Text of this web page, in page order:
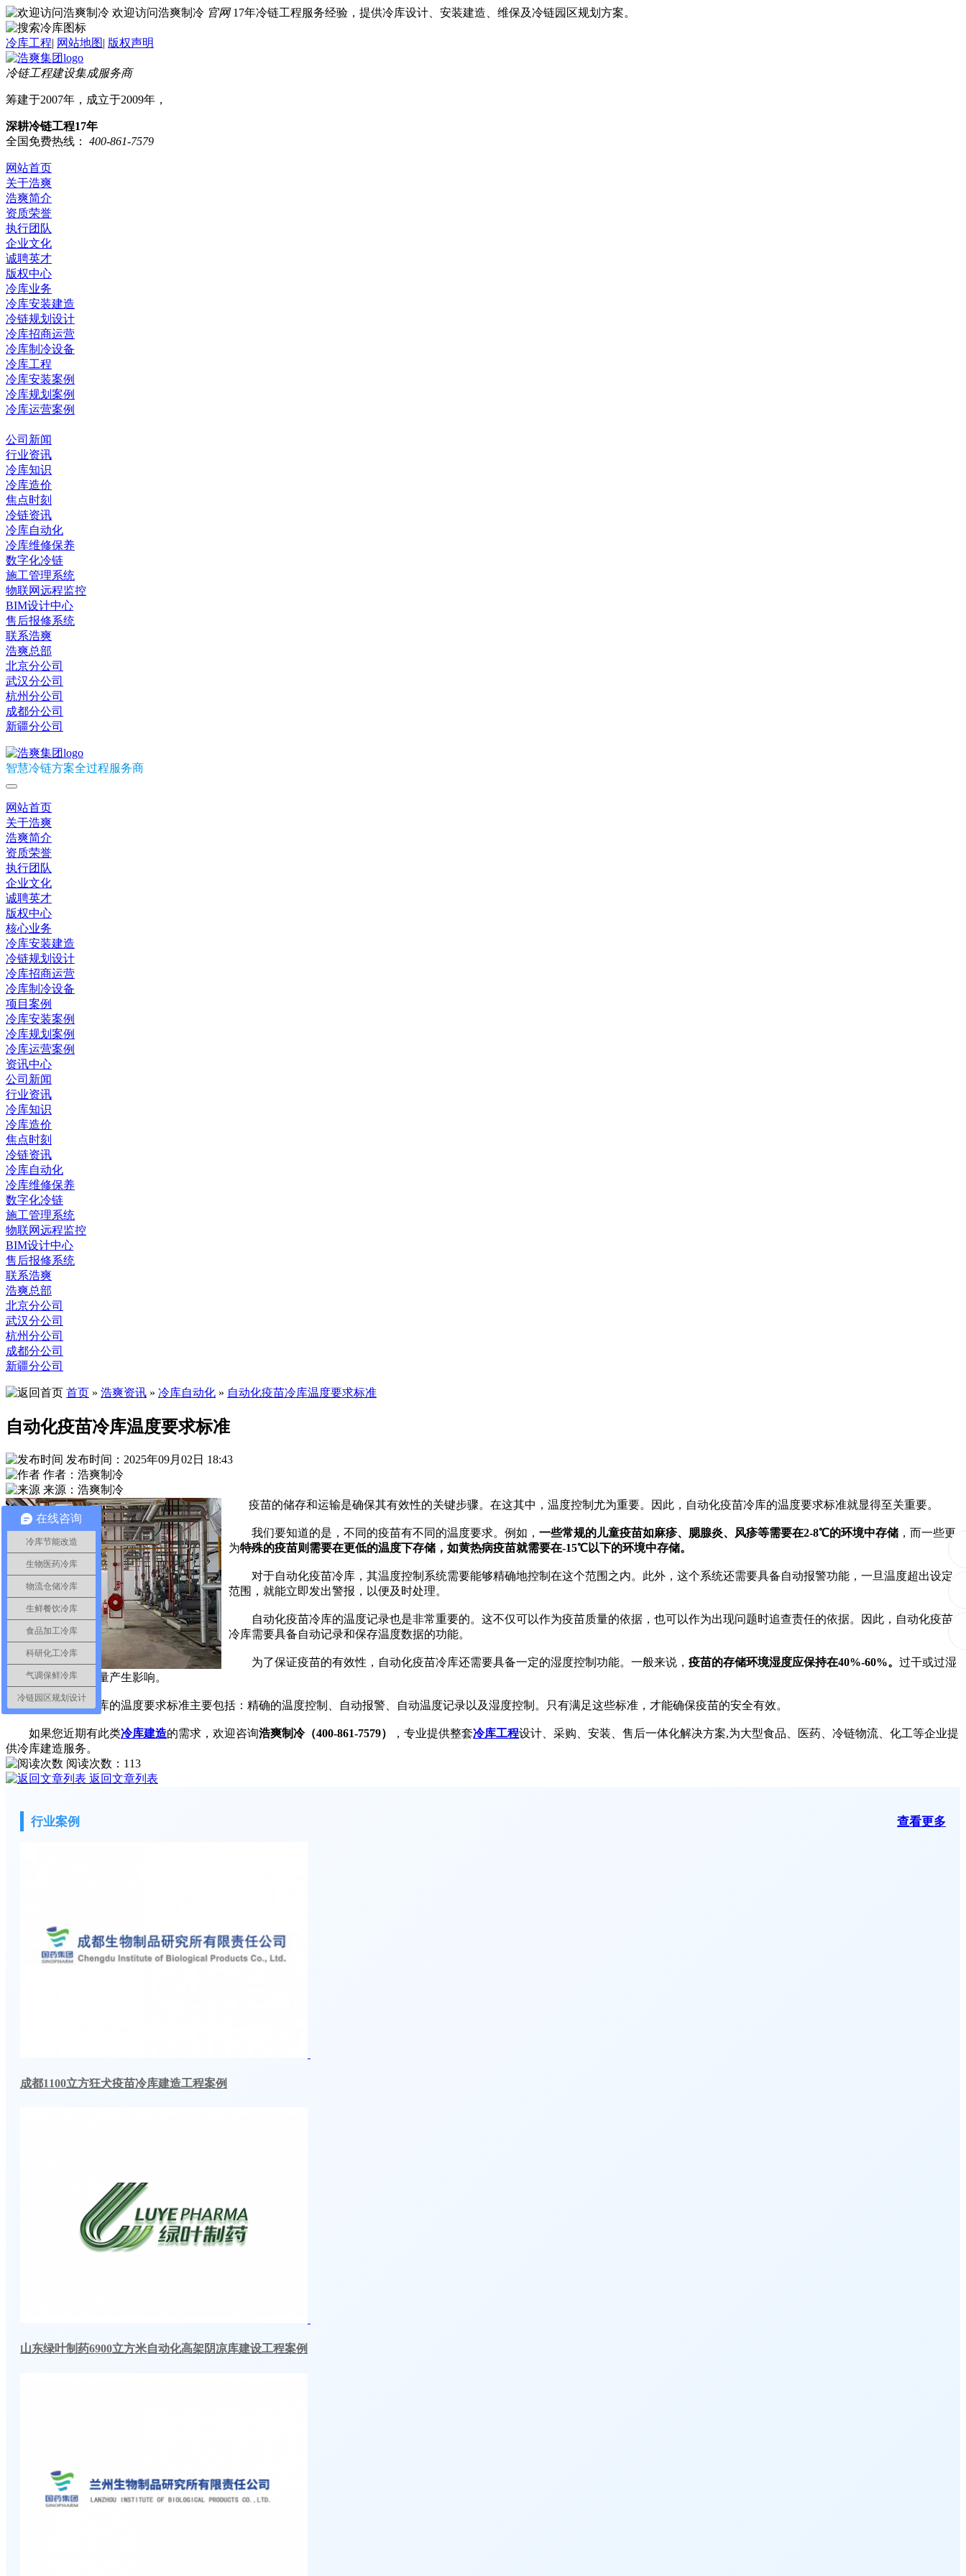
欢迎访问浩爽制冷 官网 17年冷链工程服务经验，提供冷库设计、安装建造、维保及冷链园区规划方案。
冷库工程| 网站地图| 版权声明
冷链工程建设集成服务商
筹建于2007年，成立于2009年，
深耕冷链工程17年
全国免费热线：
400-861-7579
网站首页
关于浩爽
浩爽简介
资质荣誉
执行团队
企业文化
诚聘英才
版权中心
冷库业务
冷库安装建造
冷链规划设计
冷库招商运营
冷库制冷设备
冷库工程
冷库安装案例
冷库规划案例
冷库运营案例
公司新闻
行业资讯
冷库知识
冷库造价
焦点时刻
冷链资讯
冷库自动化
冷库维修保养
数字化冷链
施工管理系统
物联网远程监控
BIM设计中心
售后报修系统
联系浩爽
浩爽总部
北京分公司
武汉分公司
杭州分公司
成都分公司
新疆分公司
智慧冷链方案全过程服务商
网站首页
关于浩爽
浩爽简介
资质荣誉
执行团队
企业文化
诚聘英才
版权中心
核心业务
冷库安装建造
冷链规划设计
冷库招商运营
冷库制冷设备
项目案例
冷库安装案例
冷库规划案例
冷库运营案例
资讯中心
公司新闻
行业资讯
冷库知识
冷库造价
焦点时刻
冷链资讯
冷库自动化
冷库维修保养
数字化冷链
施工管理系统
物联网远程监控
BIM设计中心
售后报修系统
联系浩爽
浩爽总部
北京分公司
武汉分公司
杭州分公司
成都分公司
新疆分公司
首页 » 浩爽资讯 » 冷库自动化 » 自动化疫苗冷库温度要求标准
自动化疫苗冷库温度要求标准
发布时间：2025年09月02日 18:43
作者：浩爽制冷
来源：浩爽制冷
疫苗的储存和运输是确保其有效性的关键步骤。在这其中，温度控制尤为重要。因此，自动化疫苗冷库的温度要求标准就显得至关重要。
我们要知道的是，不同的疫苗有不同的温度要求。例如， 一些常规的儿童疫苗如麻疹、腮腺炎、风疹等需要在2-8℃的环境中存储 ，而一些更
为特殊的疫苗则需要在更低的温度下存储，如黄热病疫苗就需要在-15℃以下的环境中存储。
对于自动化疫苗冷库，其温度控制系统需要能够精确地控制在这个范围之内。此外，这个系统还需要具备自动报警功能，一旦温度超出设定
范围，就能立即发出警报，以便及时处理。
自动化疫苗冷库的温度记录也是非常重要的。这不仅可以作为疫苗质量的依据，也可以作为出现问题时追查责任的依据。因此，自动化疫苗
冷库需要具备自动记录和保存温度数据的功能。
为了保证疫苗的有效性，自动化疫苗冷库还需要具备一定的湿度控制功能。一般来说， 疫苗的存储环境湿度应保持在40%-60%。 过干或过湿
都可能对疫苗的质量产生影响。
自动化疫苗冷库的温度要求标准主要包括：精确的温度控制、自动报警、自动温度记录以及湿度控制。只有满足这些标准，才能确保疫苗的安全有效。
如果您近期有此类冷库建造的需求，欢迎咨询浩爽制冷（400-861-7579） ，专业提供整套冷库工程设计、采购、安装、售后一体化解决方案,为大型食品、医药、冷链物流、化工等企业提
供冷库建造服务。
阅读次数： 113
返回文章列表
行业案例 查看更多
成都1100立方狂犬疫苗冷库建造工程案例
山东绿叶制药6900立方米自动化高架阴凉库建设工程案例
在线咨询
冷库节能改造
生物医药冷库
物流仓储冷库
生鲜餐饮冷库
食品加工冷库
科研化工冷库
气调保鲜冷库
冷链园区规划设计